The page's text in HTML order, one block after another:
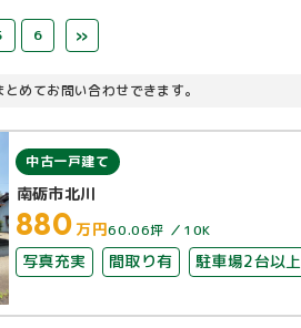
6 »
めてお問い合わせできます。
中古一戸建て
南砺市北川
880万円60.06坪 10K
写真充実 間取り有 駐車場2台以上